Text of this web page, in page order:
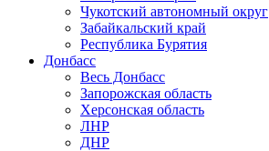
Чукотский автономный округ
Забайкальский край
Республика Бурятия
Донбасс
Весь Донбасс
Запорожская область
Херсонская область
ЛНР
ДНР